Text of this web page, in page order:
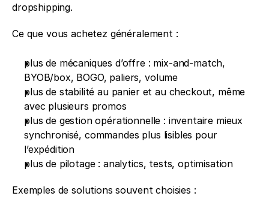
dropshipping.
Ce que vous achetez généralement :
plus de mécaniques d’offre : mix-and-match,
BYOB/box, BOGO, paliers, volume
plus de stabilité au panier et au checkout, même
avec plusieurs promos
plus de gestion opérationnelle : inventaire mieux
synchronisé, commandes plus lisibles pour
l’expédition
plus de pilotage : analytics, tests, optimisation
Exemples de solutions souvent choisies :